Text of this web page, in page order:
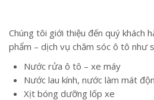
Chúng tôi giới thiệu đến quý khách
phẩm – dịch vụ chăm sóc ô tô như
Nước rửa ô tô – xe máy
Nước lau kính, nước làm mát
Xịt bóng dưỡng lốp xe